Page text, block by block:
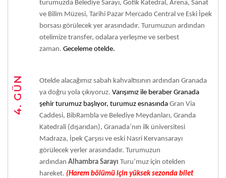
turumuzda Belediye Sarayı, Gotik Katedral, Arena, Sanat
ve Bilim Müzesi, Tarihi Pazar Mercado Central ve Eski İpek
borsası görülecek yer arasındadır. Turumuzun ardından
otelimize transfer, odalara yerleşme ve serbest
zaman. Geceleme otelde.
4. GÜN
Otelde alacağımız sabah kahvaltısının ardından Granada
ya doğru yola çıkıyoruz. Varışımız ile beraber Granada
şehir turumuz başlıyor, turumuz esnasında Gran Via
Caddesi, BibRambla ve Belediye Meydanları, Granda
Katedrali (dışarıdan), Granada’nın ilk üniversitesi
Madraza, İpek Çarşısı ve eski Nasri Kervansarayı
görülecek yerler arasındadır. Turumuzun
ardından Alhambra Sarayı Turu’muz için otelden
hareket. (Harem bölümü için yüksek sezonda bilet